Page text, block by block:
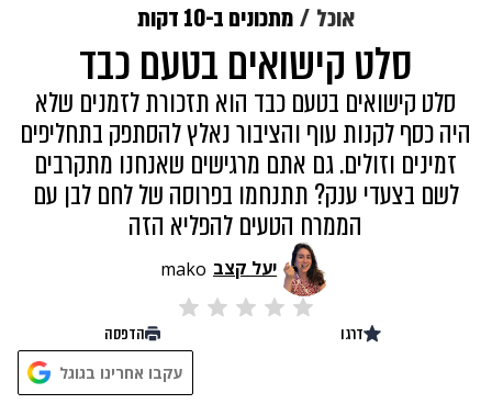
אוכל מתכונים ב-10 דקות
סלט קישואים בטעם כבד
סלט קישואים בטעם כבד הוא תזכורת לזמנים שלא
היה כסף לקנות עוף והציבור נאלץ להסתפק בתחליפים
זמינים וזולים. גם אתם מרגישים שאנחנו מתקרבים
לשם בצעדי ענק? תתנחמו בפרוסה של לחם לבן עם
הממרח הטעים להפליא הזה
יעל קצב mako
דרגו הדפסה
עקבו אחרינו בגוגל